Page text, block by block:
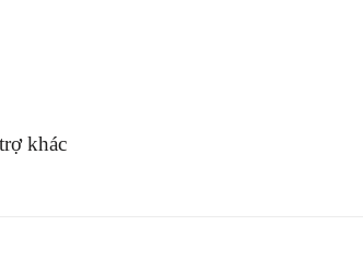
khác